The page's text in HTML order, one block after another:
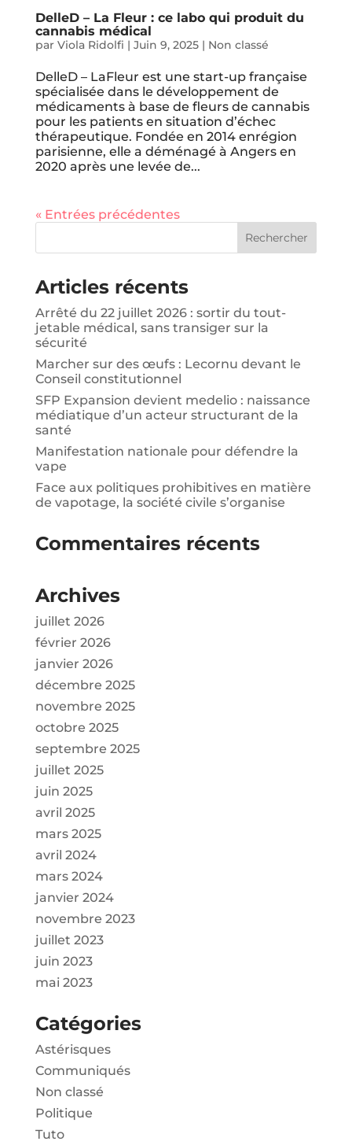
DelleD – La Fleur : ce labo qui produit du
cannabis médical
par Viola Ridolfi | Juin 9, 2025| Non classé
DelleD – LaFleur est une start-up française
spécialisée dans le développement de
médicaments à base de fleurs de cannabis
pour les patients en situation d’échec
thérapeutique. Fondée en 2014 enrégion
parisienne, elle a déménagé à Angers en
2020 après une levée de...
« Entrées précédentes
Articles récents
Arrêté du 22 juillet 2026 : sortir du tout-
jetable médical, sans transiger sur la
sécurité
Marcher sur des œufs : Lecornu devant le
Conseil constitutionnel
SFP Expansion devient medelio : naissance
médiatique d’un acteur structurant de la
santé
Manifestation nationale pour défendre la
vape
Face aux politiques prohibitives en matière
de vapotage, la société civile s’organise
Commentaires récents
Archives
juillet 2026
février 2026
janvier 2026
décembre 2025
novembre 2025
octobre 2025
septembre 2025
juillet 2025
juin 2025
avril 2025
mars 2025
avril 2024
mars 2024
janvier 2024
novembre 2023
juillet 2023
juin 2023
mai 2023
Catégories
Astérisques
Communiqués
Non classé
Politique
Tuto